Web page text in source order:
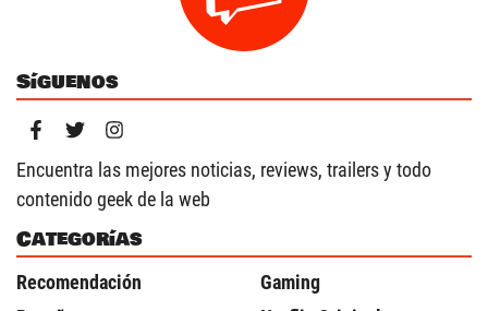
Síguenos
Encuentra las mejores noticias, reviews, trailers y todo
contenido geek de la web
Categorías
Recomendación
Gaming